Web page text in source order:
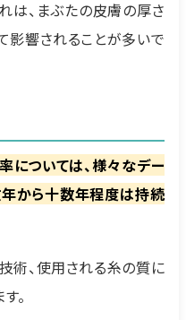
は、まぶたの皮膚の厚さ
影響されることが多いで
ついては、様々なデー
年から十数年程度は持続
術、使用される糸の質に
。